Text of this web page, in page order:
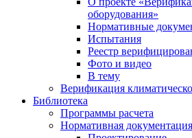
оборудования»
Нормативные
Испытания
Реестр
Фото и видео
В тему
Верификация
Библиотека
Программы расчета
Нормативная документация